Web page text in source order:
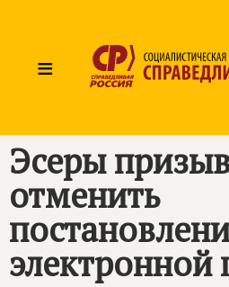
≡
Эсеры
отменить
электронной